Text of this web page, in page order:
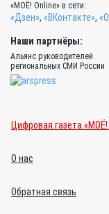
«МОЁ! Online» в сети:
«Дзен», «ВКонтакте»,
Наши партнёры:
Альянс руководителей
региональных СМИ России
Цифровая газета
О нас
Обратная связь